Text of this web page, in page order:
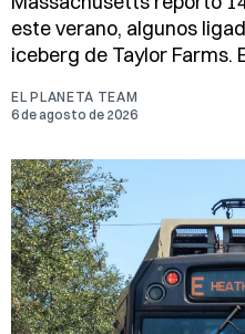
este verano, algunos
iceberg de Taylor Farms.
EL PLANETA TEAM
6 de agosto de 2026